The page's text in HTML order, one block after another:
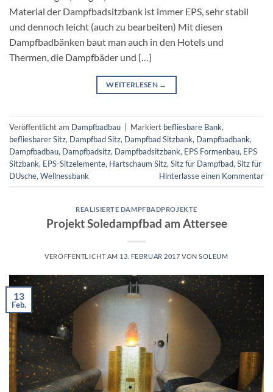
Material der Dampfbadsitzbank ist immer EPS, sehr stabil
und dennoch leicht (auch zu bearbeiten) Mit diesen
Dampfbadbänken baut man auch in den Hotels und
Thermen, die Dampfbäder und […]
WEITERLESEN →
Veröffentlicht am Dampfbadbau Markiert befliesbare Bank,
befliesbarer Sitz, Dampfbad Sitz, Dampfbad Sitzbank, Dampfbadbank,
Dampfbadbau, Dampfbadsitz, Dampfbadsitzbank, EPS Formenbau, EPS
Sitzbank, EPS-Sitzelemente, Hartschaum Sitz, Sitz für Dampfbad, Sitz für
DUsche, Wellnessbank Hinterlasse einen Kommentar
REALISIERTE DAMPFBADPROJEKTE
Projekt Soledampfbad am Attersee
VERÖFFENTLICHT AM 13. FEBRUAR 2017 VONSOLEUM
13
Feb.